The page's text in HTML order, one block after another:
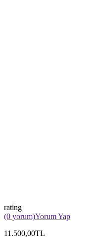
rating
(0 yorum)Yorum Yap
11.500,00TL